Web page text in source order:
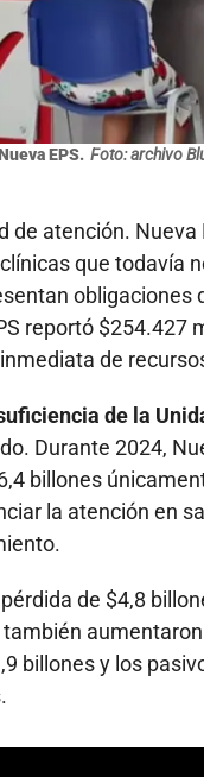
EPS. Foto: archivo
atención.
que todavía
obligaciones
reportó
de
de la
Durante 2024,
billones
la atención en
de $4,8
billones y los